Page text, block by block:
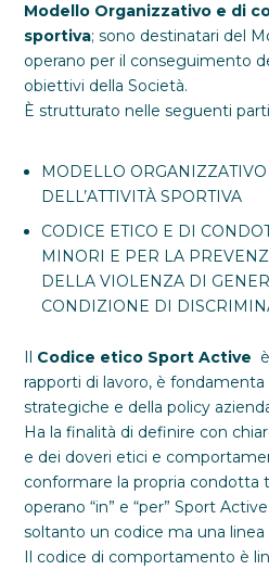
Modello Organizzativo e di
sportiva; sono destinatari del
operano per il conseguimento
obiettivi della Società.
È strutturato nelle seguenti
MODELLO
DELL’ATTIVITÀ SPORTIVA
CODICE ETICO E DI
MINORI E PER LA
DELLA VIOLENZA DI
CONDIZIONE DI
Il Codice etico Sport Active
rapporti di lavoro, è
strategiche e della policy
Ha la finalità di definire con
e dei doveri etici e
conformare la propria
operano “in” e “per” Sport
soltanto un codice ma una
Il codice di comportamento è